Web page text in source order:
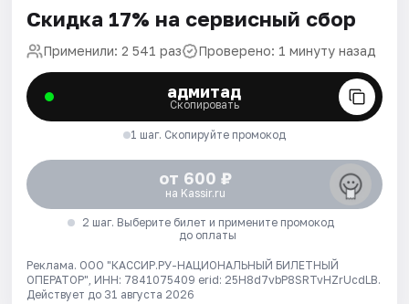
Скидка 17% на сервисный сбор
Применили: 2 541 раз Проверено: 1 минуту назад
адмитад
Скопировать
1 шаг. Скопируйте промокод
от 600 ₽
на Kassir.ru
2 шаг. Выберите билет и примените промокод
до оплаты
Реклама. ООО "КАССИР.РУ-НАЦИОНАЛЬНЫЙ БИЛЕТНЫЙ
ОПЕРАТОР", ИНН: 7841075409 erid: 25H8d7vbP8SRTvHZrUcdLB.
Действует до 31 августа 2026